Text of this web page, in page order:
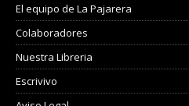
El equipo de La Pajarera
Colaboradores
Nuestra Libreria
Escrivivo